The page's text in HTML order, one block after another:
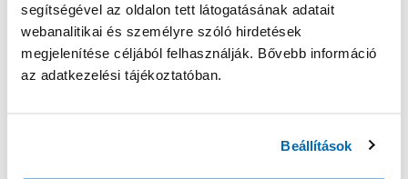
segítségével az oldalon tett látogatásának adatait
webanalitikai és személyre szóló hirdetések
megjelenítése céljából felhasználják. Bővebb információ
az adatkezelési tájékoztatóban.
Beállítások